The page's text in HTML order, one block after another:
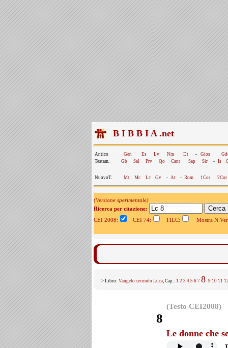
B I B B I A .net
Antico Gen Es Lv Nm Dt - Gios
Testam.
Gb Sal Prv Qo Cant Sap Sir - Is
NuovoT. Mt Mc Lc Gv - At - Rom 1Cor 2Cor
(Versione sperimentale)
Ricerca per citazione:
CEI 2008:
CEI 74: TILC: Mostra
> Libro: Vangelo secondo Luca, Cap.: 1 2 3 4 5 6 7 8 9 10 11
(Testo CEI2008)
8
Le donne che